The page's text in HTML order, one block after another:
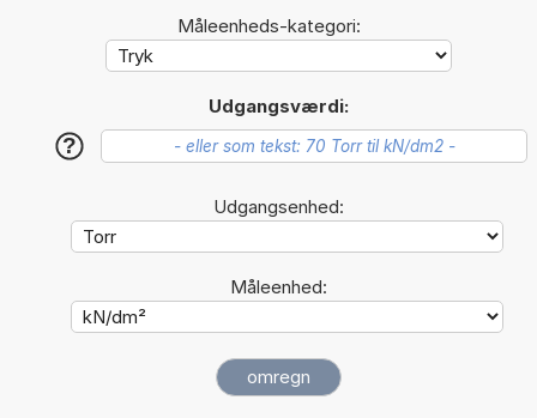
Måleenheds-kategori:
Udgangsværdi:
?
Udgangsenhed:
Måleenhed: